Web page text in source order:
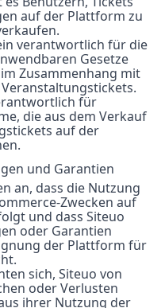
auf der Plattform zu
verantwortlich für die
Gesetze
Zusammenhang mit
für
die aus dem Verkauf
auf der
und Garantien
an, dass die Nutzung
Zwecken auf
und dass Siteuo
oder Garantien
der Plattform für
sich, Siteuo von
oder Verlusten
ihrer Nutzung der